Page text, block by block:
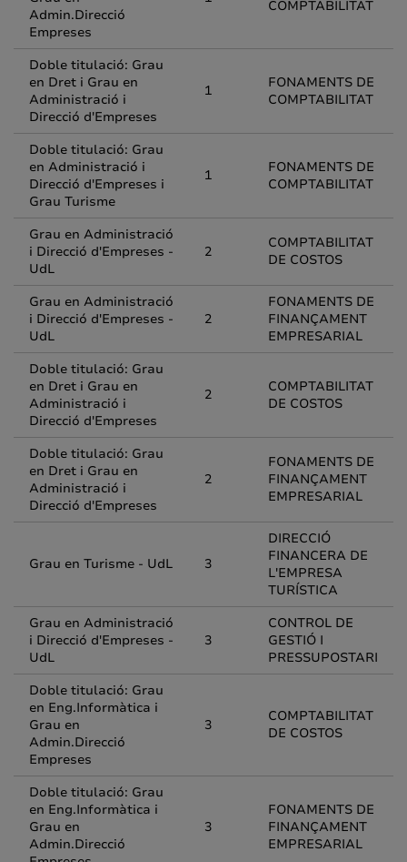
Admin.Direcció
Empreses
COMPTABILITAT
Doble titulació: Grau
en Dret i Grau en
Administració i
Direcció d'Empreses
1
FONAMENTS DE
COMPTABILITAT
Doble titulació: Grau
en Administració i
Direcció d'Empreses i
Grau Turisme
1
FONAMENTS DE
COMPTABILITAT
Grau en Administració
i Direcció d'Empreses -
UdL
2
COMPTABILITAT
DE COSTOS
Grau en Administració
i Direcció d'Empreses -
UdL
2
FONAMENTS DE
FINANÇAMENT
EMPRESARIAL
Doble titulació: Grau
en Dret i Grau en
Administració i
Direcció d'Empreses
2
COMPTABILITAT
DE COSTOS
Doble titulació: Grau
en Dret i Grau en
Administració i
Direcció d'Empreses
2
FONAMENTS DE
FINANÇAMENT
EMPRESARIAL
Grau en Turisme - UdL 3
DIRECCIÓ
FINANCERA DE
L'EMPRESA
TURÍSTICA
Grau en Administració
i Direcció d'Empreses -
UdL
3
CONTROL DE
GESTIÓ I
PRESSUPOSTARI
Doble titulació: Grau
en Eng.Informàtica i
Grau en
Admin.Direcció
Empreses
3
COMPTABILITAT
DE COSTOS
Doble titulació: Grau
en Eng.Informàtica i
Grau en
Admin.Direcció
3
FONAMENTS DE
FINANÇAMENT
EMPRESARIAL